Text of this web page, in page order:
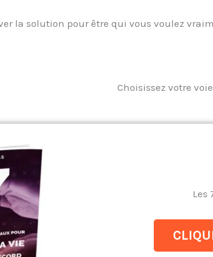
la solution pour être qui vous voulez
Choisissez votre voie
Les